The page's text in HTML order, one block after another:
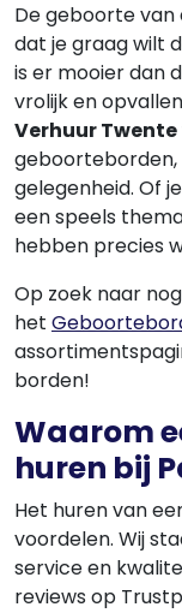
De geboorte van
dat je graag wilt
is er mooier dan
vrolijk en
Verhuur Twente
gelegenheid. Of
een speels
hebben precies
Op zoek naar
het
borden!
Waarom
huren bij
Het huren van
voordelen. Wij
service en
reviews op